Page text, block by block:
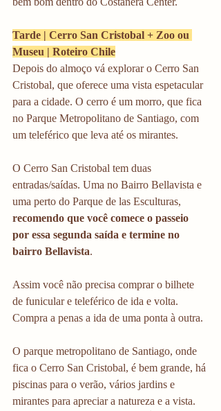
Tarde | Cerro San Cristobal + Zoo ou
Museu | Roteiro Chile
Depois do almoço vá explorar o Cerro San
Cristobal, que oferece uma vista espetacular
para a cidade. O cerro é um morro, que fica
no Parque Metropolitano de Santiago, com
um teleférico que leva até os mirantes.
O Cerro San Cristobal tem duas
entradas/saídas. Uma no Bairro Bellavista e
uma perto do Parque de las Esculturas,
recomendo que você comece o passeio
por essa segunda saída e termine no
bairro Bellavista.
Assim você não precisa comprar o bilhete
de funicular e teleférico de ida e volta.
Compra a penas a ida de uma ponta à outra.
O parque metropolitano de Santiago, onde
fica o Cerro San Cristobal, é bem grande, há
piscinas para o verão, vários jardins e
mirantes para apreciar a natureza e a vista.